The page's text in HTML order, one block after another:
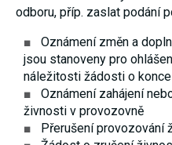
odboru, příp. zaslat podání
Oznámení změn a
jsou stanoveny pro
náležitosti žádosti o
Oznámení zahájení
živnosti v provozovně
Přerušení provozování